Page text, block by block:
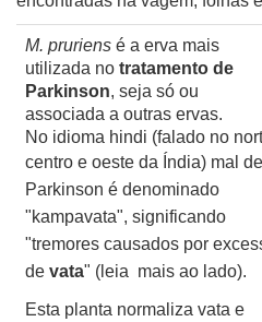
M. pruriens é a erva mais
utilizada no tratamento de
Parkinson, seja só ou
associada a outras ervas.
No idioma hindi (falado no
centro e oeste da Índia) mal de
Parkinson é denominado
"kampavata", significando
"tremores causados por
de vata" (leia mais ao lado).
Esta planta normaliza vata e